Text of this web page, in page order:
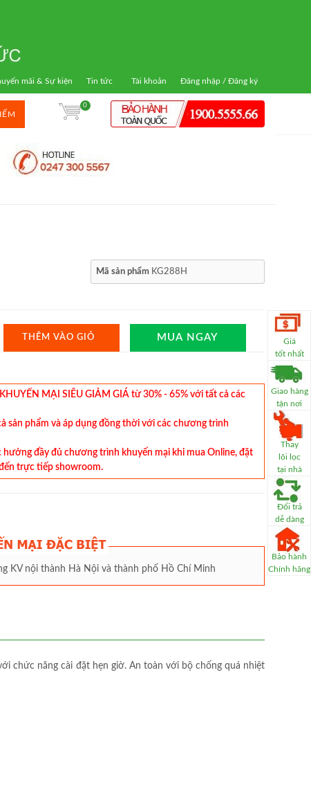
Giá
tốt nhất
Giao hàng
tận nơi
Thay
lõi lọc
tại nhà
Đổi trả
dễ dàng
Bảo hành
Chính hãng
mãi & Sự kiện Tin tức Tài khoản Đăng nhập / Đăng ký
0
Mã sản phẩm KG288H
THÊM VÀO GIỎ MUA NGAY
MẠI SIÊU GIẢM GIÁ từ 30% - 65% với tất cả các
sản phẩm và áp dụng đồng thời với các chương trình
hưởng đầy đủ chương trình khuyến mại khi mua Online, đặt
trực tiếp showroom.
KV nội thành Hà Nội và thành phố Hồ Chí Minh
chức năng cài đặt hẹn giờ. An toàn với bộ chống quá nhiệt